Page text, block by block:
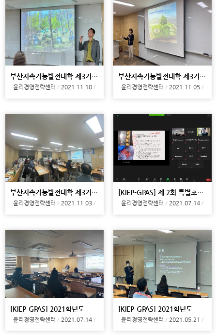
부산지속가능발전대학 제3기 3강
윤리경영전략센터 2021.11.10
부산지속가능발전대학 제3기 2강
윤리경영전략센터 2021.11.05
부산지속가능발전대학 제3기 1강
윤리경영전략센터 2021.11.03
[KIEP-GPAS] 제 2회 특별초청강연 개최
윤리경영전략센터 2021.07.14
[KIEP-GPAS] 2021학년도 제1회 특별초청강연 개최
윤리경영전략센터 2021.07.14
[KIEP-GPAS] 2021학년도 제1회 학생세미나 개최
윤리경영전략센터 2021.05.21